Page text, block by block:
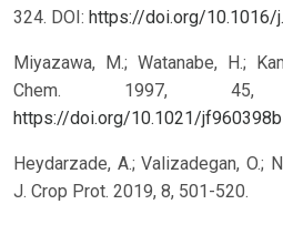
324. DOI: https://doi.org/10.1016/
Miyazawa, M.; Watanabe, H.;
Chem. 1997,
https://doi.org/10.1021/jf960398b
Heydarzade, A.; Valizadegan, O.;
J. Crop Prot. 2019, 8, 501-520.